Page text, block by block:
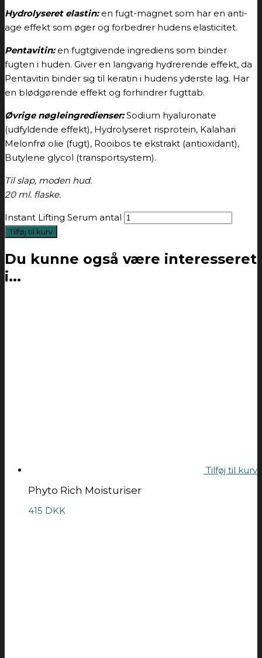
Hydrolyseret elastin:en fugt-magnet som har en anti-
age effekt som øger og forbedrer hudens elasticitet.
Pentavitin:en fugtgivende ingrediens som binder
fugten i huden. Giver en langvarig hydrerende effekt, da
Pentavitin binder sig til keratin i hudens yderste lag. Har
en blødgørende effekt og forhindrer fugttab.
Øvrige nøgleingredienser:Sodium hyaluronate
(udfyldende effekt), Hydrolyseret risprotein, Kalahari
Melonfrø olie (fugt), Rooibos te ekstrakt (antioxidant),
Butylene glycol (transportsystem).
Til slap, moden hud.
20 ml. flaske.
Instant Lifting Serum antal
Tilføj til kurv
Du kunne også være interesseret
i...
Tilføj til kurv
Phyto Rich Moisturiser
415 DKK